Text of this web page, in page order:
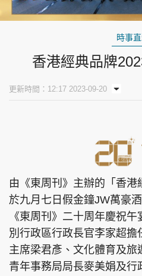
時事
香港經典品牌
更新時間：12:17 2023-09-20
由《東周刊》主辦的「香
於九月七日假金鐘JW萬豪
《東周刊》二十周年慶祝
別行政區行政長官李家超擔
主席梁君彥、文化體育及旅
青年事務局局長麥美娟及行